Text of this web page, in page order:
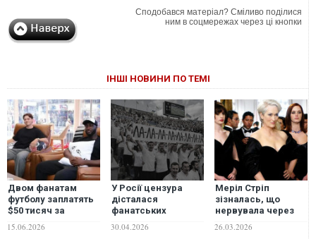
Сподобався матеріал? Сміливо поділися
ним в соцмережах через ці кнопки
ІНШІ НОВИНИ ПО ТЕМІ
Двом фанатам
футболу заплатять
$50 тисяч за
матчів ЧС-2026 у
15.06.2026
У Росії цензура
дісталася
фанатських
Пушкіна, - розвідка
30.04.2026
Меріл Стріп
зізналась, що
нервувала через
публіки до зйомок
26.03.2026